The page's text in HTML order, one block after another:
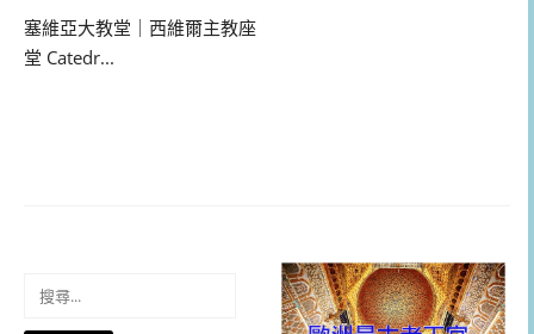
塞維亞大教堂｜西維爾主教座
堂 Catedr...